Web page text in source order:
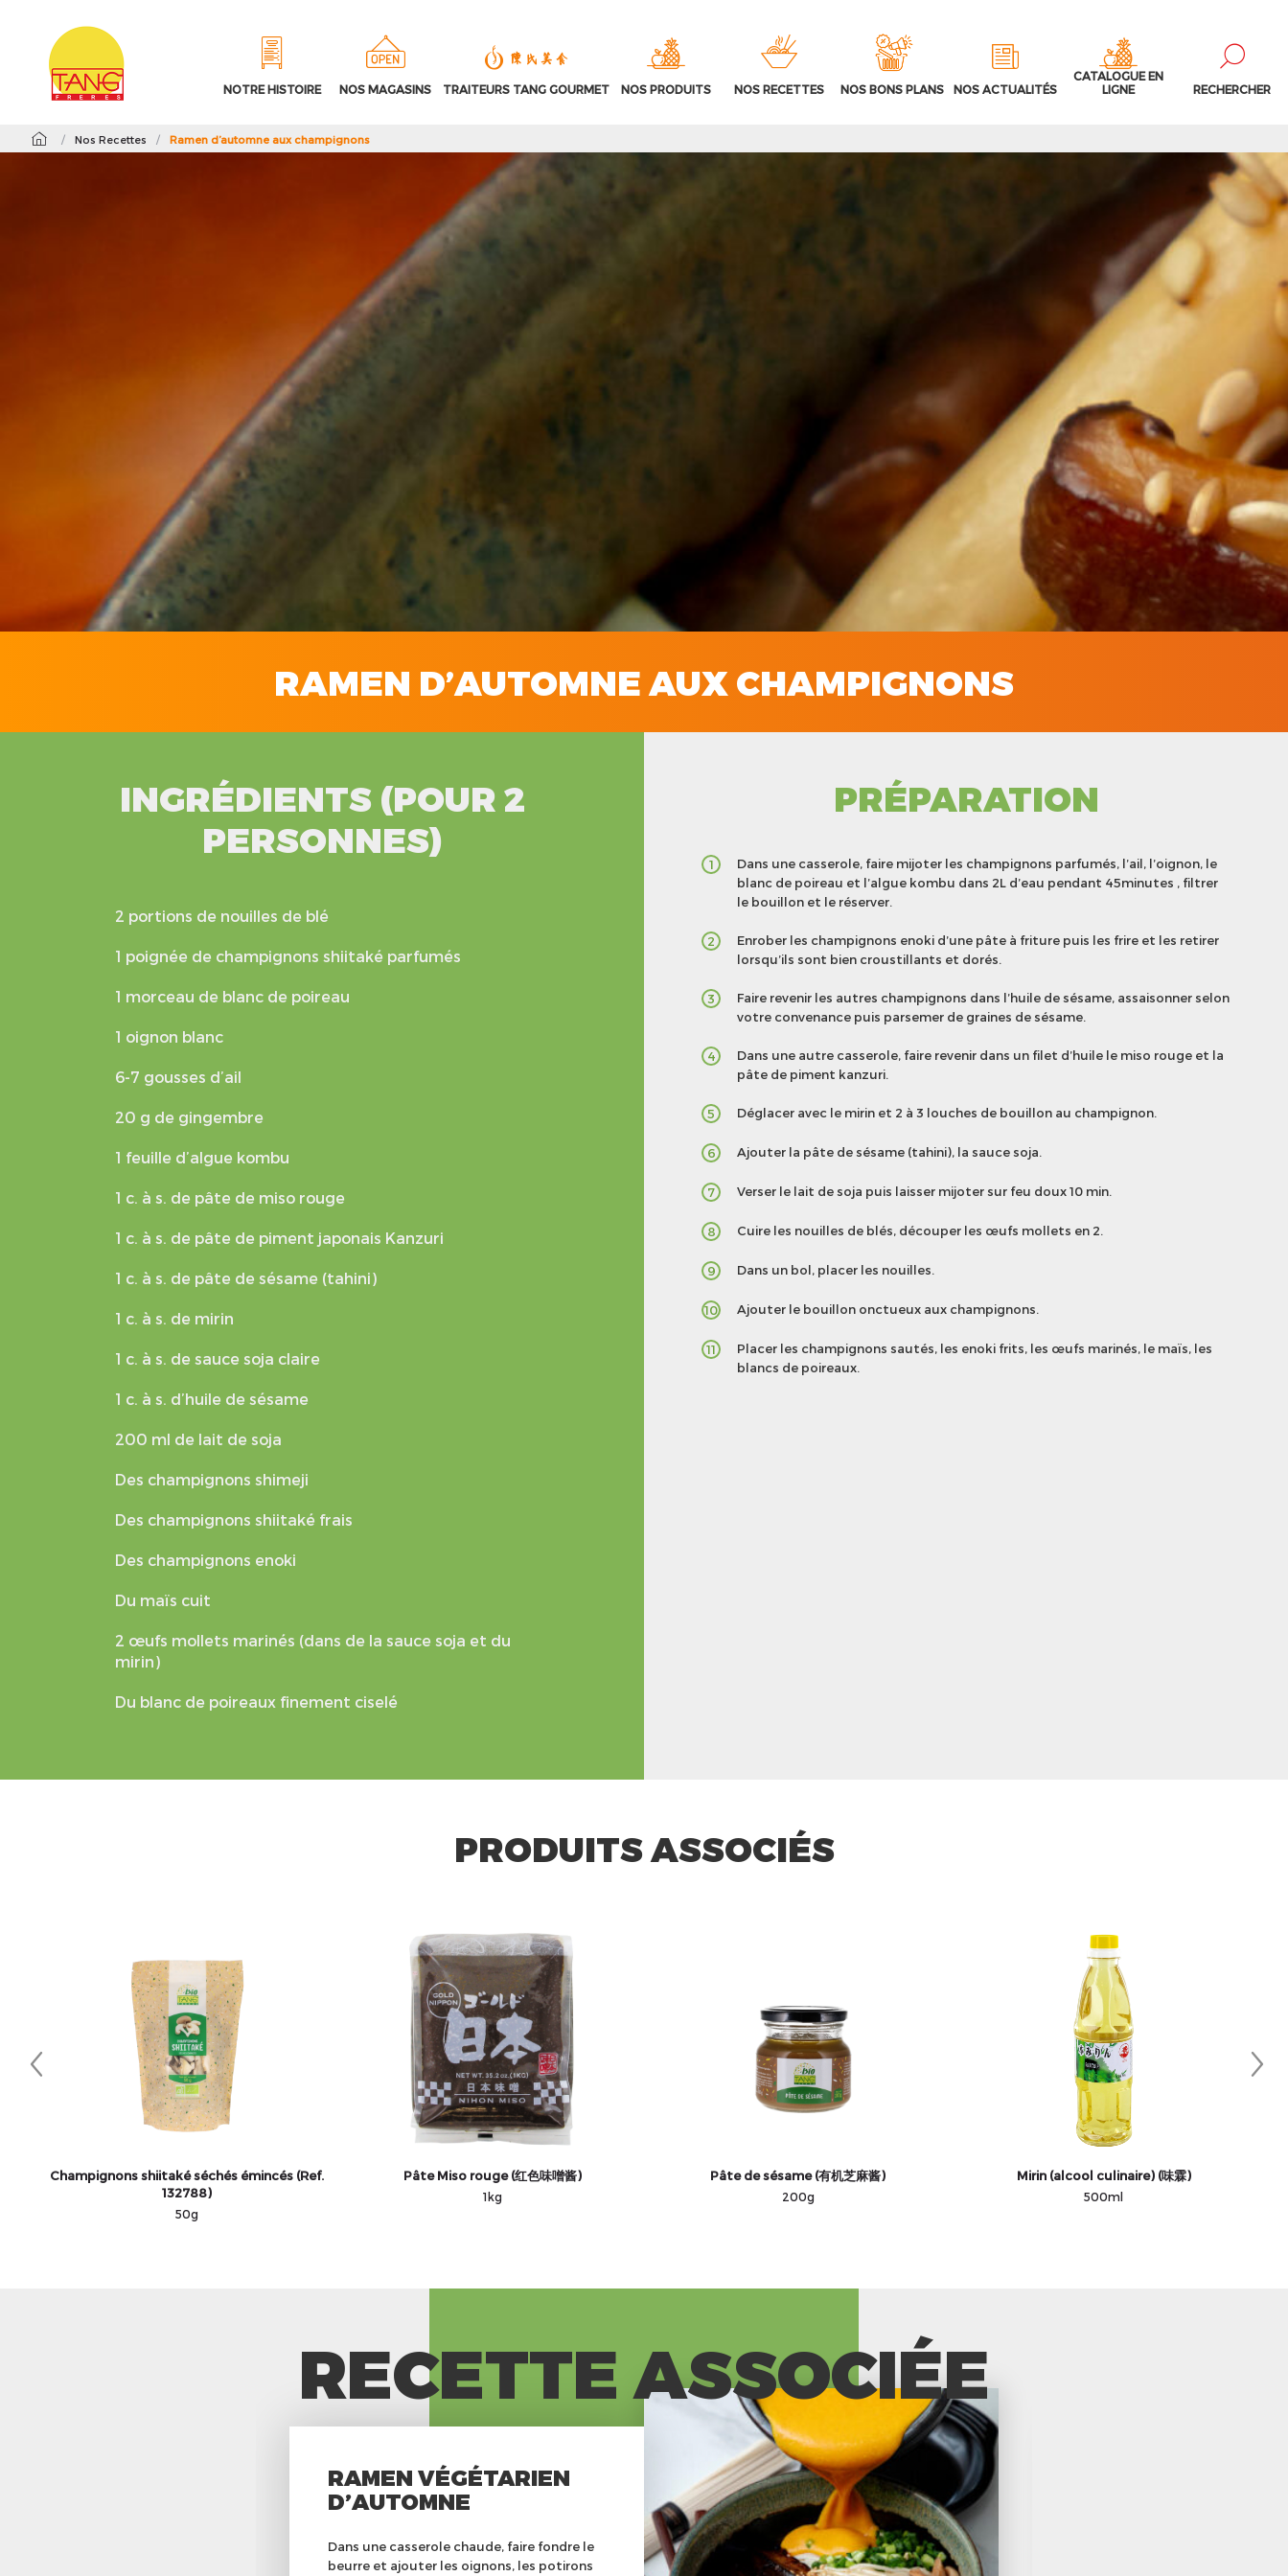
NOTRE HISTOIRE NOS MAGASINS TRAITEURS TANG GOURMET NOS PRODUITS NOS RECETTES NOS BONS PLANS NOS ACTUALITÉS
CATALOGUE EN
LIGNE
RECHERCHER
/ Nos Recettes / Ramen d’automne aux champignons
RAMEN D’AUTOMNE AUX CHAMPIGNONS
INGRÉDIENTS (POUR 2
PERSONNES)
2 portions de nouilles de blé
1 poignée de champignons shiitaké parfumés
1 morceau de blanc de poireau
1 oignon blanc
6-7 gousses d’ail
20 g de gingembre
1 feuille d’algue kombu
1 c. à s. de pâte de miso rouge
1 c. à s. de pâte de piment japonais Kanzuri
1 c. à s. de pâte de sésame (tahini)
1 c. à s. de mirin
1 c. à s. de sauce soja claire
1 c. à s. d’huile de sésame
200 ml de lait de soja
Des champignons shimeji
Des champignons shiitaké frais
Des champignons enoki
Du maïs cuit
2 œufs mollets marinés (dans de la sauce soja et du
mirin)
Du blanc de poireaux finement ciselé
PRÉPARATION
1
Dans une casserole, faire mijoter les champignons parfumés, l’ail, l’oignon, le
blanc de poireau et l’algue kombu dans 2L d’eau pendant 45minutes , filtrer
le bouillon et le réserver.
2
Enrober les champignons enoki d’une pâte à friture puis les frire et les retirer
lorsqu’ils sont bien croustillants et dorés.
3
Faire revenir les autres champignons dans l’huile de sésame, assaisonner selon
votre convenance puis parsemer de graines de sésame.
4
Dans une autre casserole, faire revenir dans un filet d’huile le miso rouge et la
pâte de piment kanzuri.
5 Déglacer avec le mirin et 2 à 3 louches de bouillon au champignon.
6 Ajouter la pâte de sésame (tahini), la sauce soja.
7 Verser le lait de soja puis laisser mijoter sur feu doux 10 min.
8 Cuire les nouilles de blés, découper les œufs mollets en 2.
9 Dans un bol, placer les nouilles.
10 Ajouter le bouillon onctueux aux champignons.
11
Placer les champignons sautés, les enoki frits, les œufs marinés, le maïs, les
blancs de poireaux.
PRODUITS ASSOCIÉS
Champignons shiitaké séchés émincés (Ref.
132788)
50g
Pâte Miso rouge (红色味噌酱)
1kg
Pâte de sésame (有机芝麻酱)
200g
Mirin (alcool culinaire) (味霖)
500ml
RECETTE ASSOCIÉE
RAMEN VÉGÉTARIEN
D’AUTOMNE
Dans une casserole chaude, faire fondre le
beurre et ajouter les oignons, les potirons